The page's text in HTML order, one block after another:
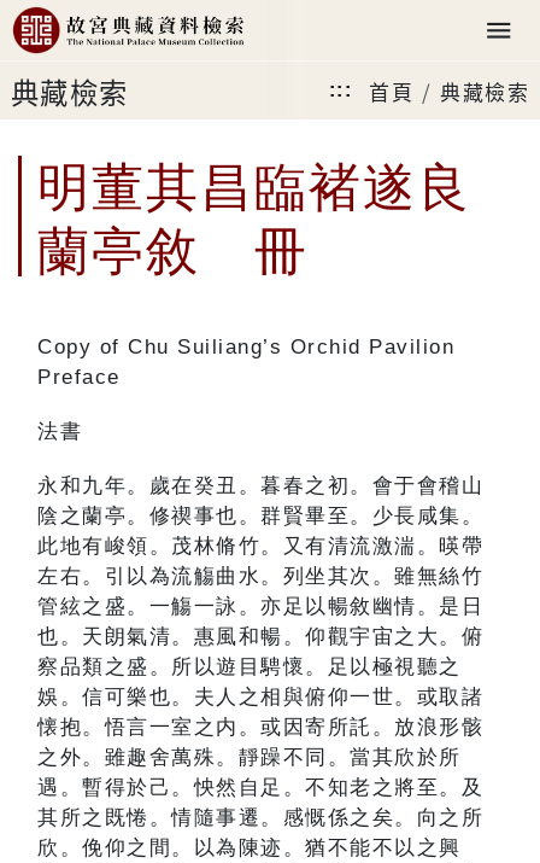
典藏檢索 ::: 首頁 典藏檢索
明董其昌臨褚遂良
蘭亭敘 冊
Copy of Chu Suiliang’s Orchid Pavilion
Preface
法書
永和九年。歲在癸丑。暮春之初。會于會稽山
陰之蘭亭。修禊事也。群賢畢至。少長咸集。
此地有峻領。茂林脩竹。又有清流激湍。暎帶
左右。引以為流觴曲水。列坐其次。雖無絲竹
管絃之盛。一觴一詠。亦足以暢敘幽情。是日
也。天朗氣清。惠風和暢。仰觀宇宙之大。俯
察品類之盛。所以遊目騁懷。足以極視聽之
娛。信可樂也。夫人之相與俯仰一世。或取諸
懐抱。悟言一室之内。或因寄所託。放浪形骸
之外。雖趣舍萬殊。靜躁不同。當其欣於所
遇。暫得於己。怏然自足。不知老之將至。及
其所之既惓。情隨事遷。感慨係之矣。向之所
欣。俛仰之間。以為陳迹。猶不能不以之興